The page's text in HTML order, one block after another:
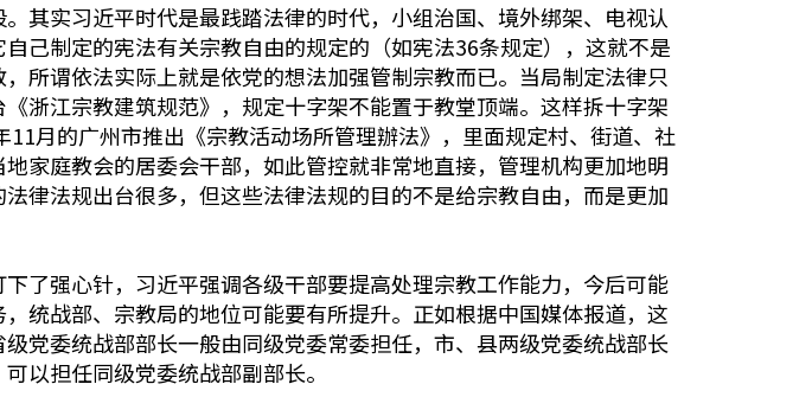
其实习近平时代是最践踏法律的时代，小组治国、境外绑架、电视认
己制定的宪法有关宗教自由的规定的（如宪法36条规定），这就不是
所谓依法实际上就是依党的想法加强管制宗教而已。当局制定法律只
浙江宗教建筑规范》，规定十字架不能置于教堂顶端。这样拆十字架
月的广州市推出《宗教活动场所管理辦法》，里面规定村、街道、社
家庭教会的居委会干部，如此管控就非常地直接，管理机构更加地明
律法规出台很多，但这些法律法规的目的不是给宗教自由，而是更加
了强心针，习近平强调各级干部要提高处理宗教工作能力，今后可能
统战部、宗教局的地位可能要有所提升。正如根据中国媒体报道，这
党委统战部部长一般由同级党委常委担任，市、县两级党委统战部长
以担任同级党委统战部副部长。